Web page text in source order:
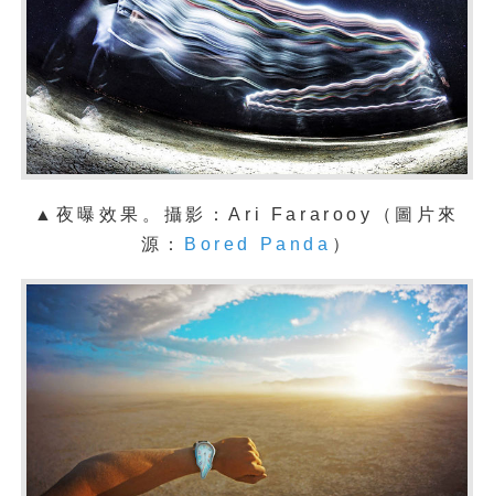
▲夜曝效果。攝影：Ari Fararooy（圖片來
源：
Bored Panda ）